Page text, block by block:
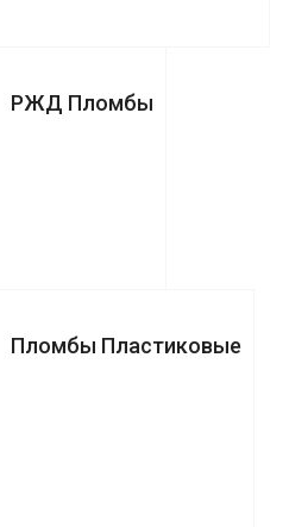
РЖД Пломбы
Пломбы Пластиковые